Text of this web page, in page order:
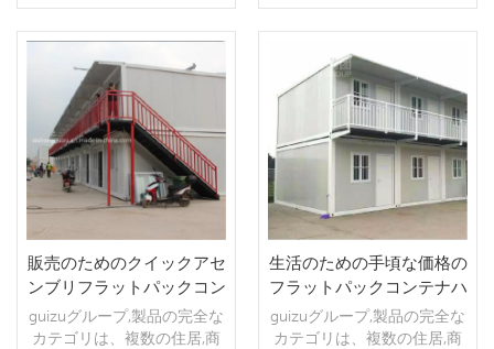
度までの耐風性。 2.多様な
仕様: 私たちのデザインはカ
ます. ドア、窓、前後の壁は
互いに交換できます。そし
て顧客の要求に従う隔壁。
3.実用的でスペースの有効活
用と高性能、すべてのパイ
プが壁パネルに隠されてい
ます。
続きを読む
な組み立て,ポータブル
続きを読む
販売のためのクイックアセ
ンブリフラットパックコン
テナハウスプレハブモジュ
ラーハウス
guizuグループ,製品の完全な
カテゴリは、複数の住居,商
生活のための手頃な価格の
フラットパックコンテナハ
ウスプレハブモバイルハウ
ス
guizuグループ,製品の完全な
カテゴリは、複数の住居,商